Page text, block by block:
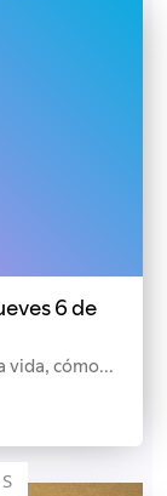
6 de
vida, cómo...